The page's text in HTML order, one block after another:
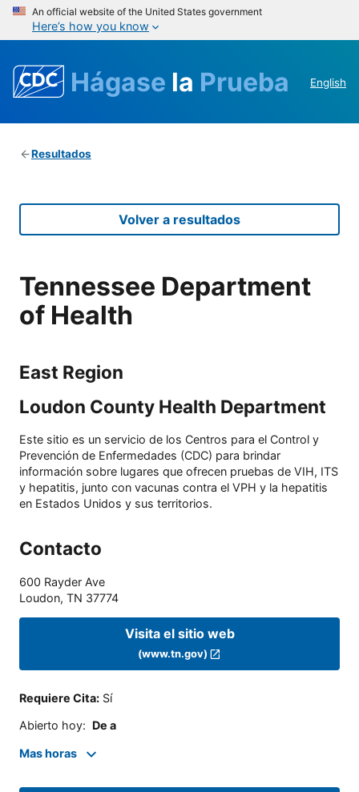
An official website of the United States government
Here’s how you know
Hágase la Prueba English
Resultados
Volver a resultados
Tennessee Department
of Health
East Region
Loudon County Health Department
Este sitio es un servicio de los Centros para el Control y
Prevención de Enfermedades (CDC) para brindar
información sobre lugares que ofrecen pruebas de VIH, ITS
y hepatitis, junto con vacunas contra el VPH y la hepatitis
en Estados Unidos y sus territorios.
Contacto
600 Rayder Ave
Loudon, TN 37774
Visita el sitio web
(www.tn.gov)
Requiere Cita: Sí
Abierto hoy: De a
Mas horas